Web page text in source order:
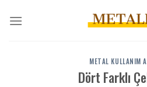
atla
METAL KULLANIM
Dört Farklı